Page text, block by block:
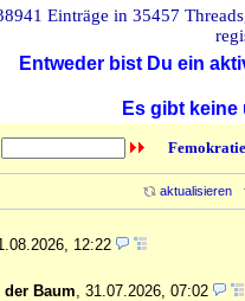
Einträge in 35457
Entweder bist Du ein
Es gibt
aktualisieren
12:22
der Baum 31.07.2026, 07:02